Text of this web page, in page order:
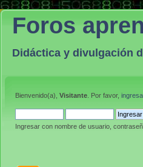
Foros
Didáctica y divulgación
Bienvenido(a), Visitante . Por favor, ingresa
Ingresar con nombre de usuario,